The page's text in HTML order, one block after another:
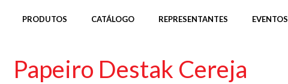
PRODUTOS CATÁLOGO REPRESENTANTES EVENTOS
Papeiro Destak Cereja